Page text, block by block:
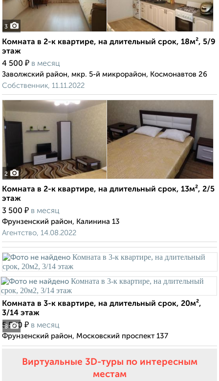
3
Комната в 2-к квартире, на длительный срок, 18м², 5/9
этаж
4 500 ₽ в месяц
Заволжский район, мкр. 5-й микрорайон, Космонавтов 26
Собственник, 11.11.2022
2
Комната в 2-к квартире, на длительный срок, 13м², 2/5
этаж
3 500 ₽ в месяц
Фрунзенский район, Калинина 13
Агентство, 14.08.2022
8
Комната в 3-к квартире, на длительный срок, 20м²,
3/14 этаж
5 500 ₽ в месяц
Фрунзенский район, Московский проспект 137
Виртуальные 3D-туры по интересным
местам